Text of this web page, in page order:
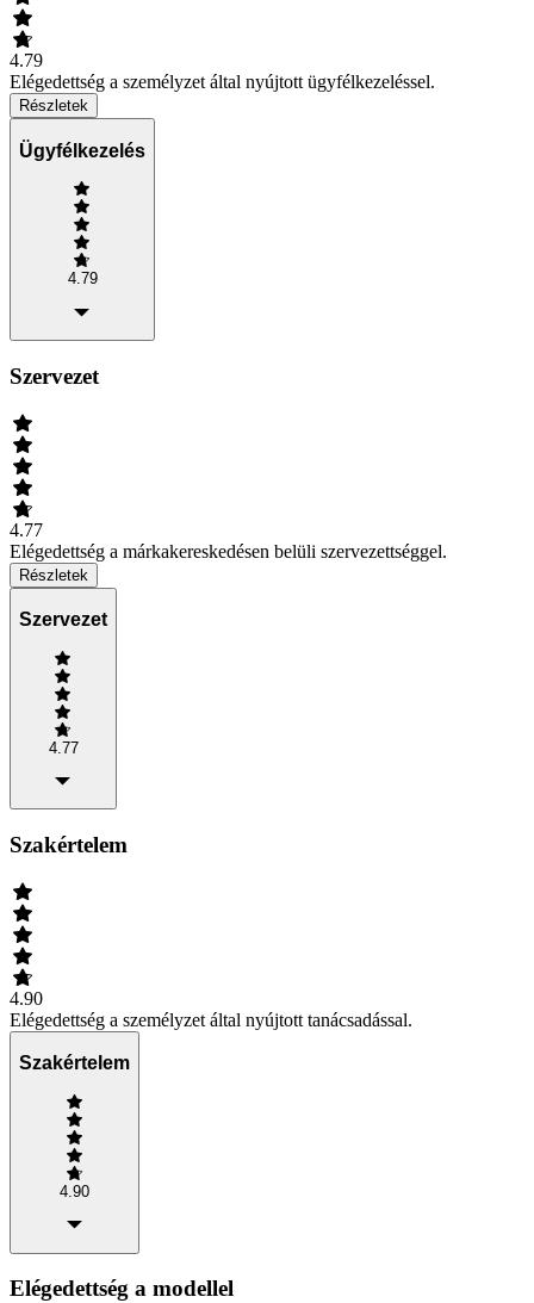
4.79
Elégedettség a személyzet által nyújtott ügyfélkezeléssel.
Részletek
Ügyfélkezelés
4.79
Szervezet
4.77
Elégedettség a márkakereskedésen belüli szervezettséggel.
Részletek
Szervezet
4.77
Szakértelem
4.90
Elégedettség a személyzet által nyújtott tanácsadással.
Szakértelem
4.90
Elégedettség a modellel